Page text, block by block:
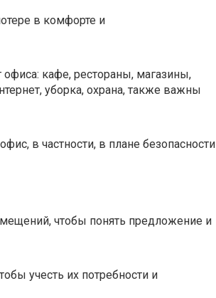
в комфорте и
кафе, рестораны, магазины,
уборка, охрана, также важны
в частности, в плане безопасности
чтобы понять предложение и
учесть их потребности и